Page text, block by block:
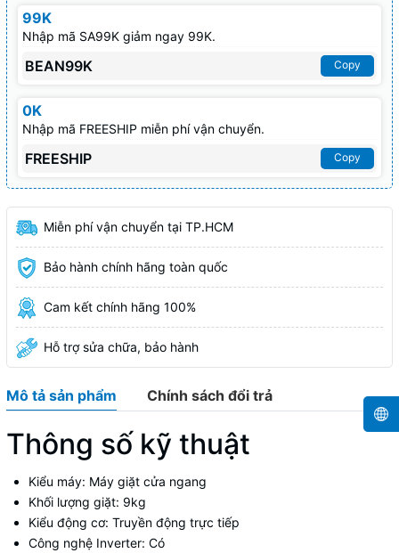
99K
Nhập mã SA99K giảm ngay 99K.
BEAN99K Copy
0K
Nhập mã FREESHIP miễn phí vận chuyển.
FREESHIP Copy
Miễn phí vận chuyển tại TP.HCM
Bảo hành chính hãng toàn quốc
Cam kết chính hãng 100%
Hỗ trợ sửa chữa, bảo hành
Mô tả sản phẩm Chính sách đổi trả
Thông số kỹ thuật
Kiểu máy: Máy giặt cửa ngang
Khối lượng giặt: 9kg
Kiểu động cơ: Truyền động trực tiếp
Công nghệ Inverter: Có